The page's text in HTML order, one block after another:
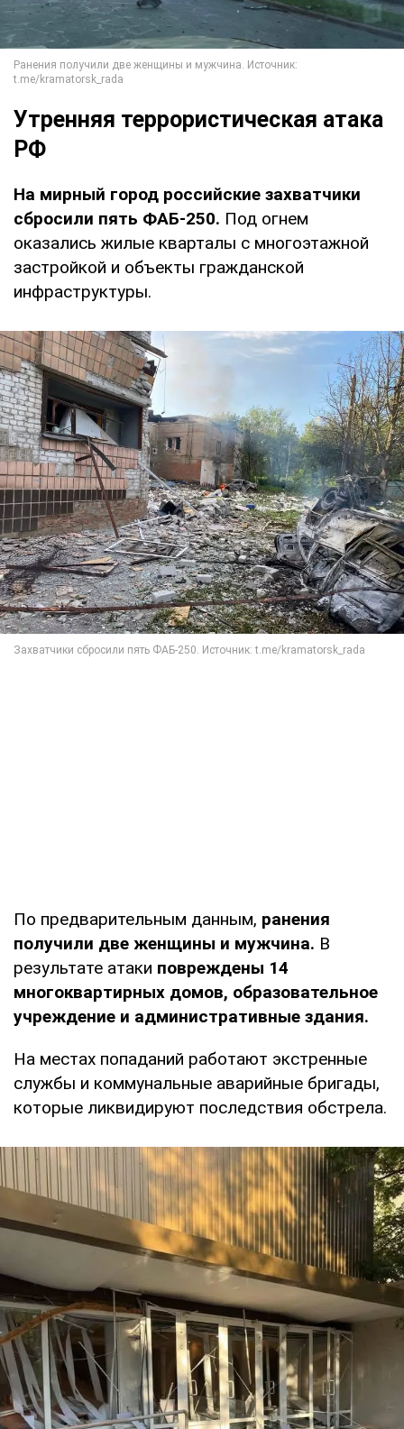
Утренняя террористическая атака
РФ
На мирный город российские захватчики
сбросили пять ФАБ-250. Под огнем
оказались жилые кварталы с многоэтажной
застройкой и объекты гражданской
инфраструктуры.
По предварительным данным, ранения
получили две женщины и мужчина. В
результате атаки повреждены 14
многоквартирных домов, образовательное
учреждение и административные здания.
На местах попаданий работают экстренные
службы и коммунальные аварийные бригады,
которые ликвидируют последствия обстрела.